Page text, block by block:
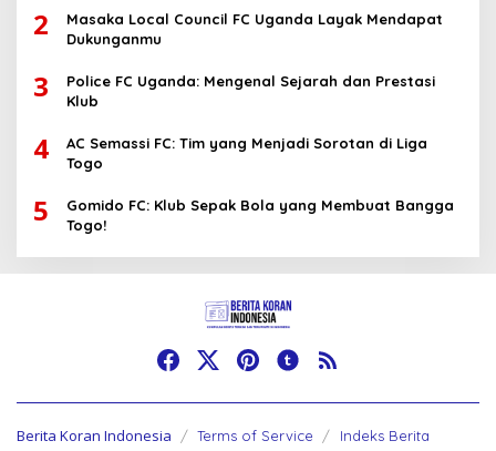
2
Masaka Local Council FC Uganda Layak Mendapat
Dukunganmu
3
Police FC Uganda: Mengenal Sejarah dan Prestasi
Klub
4
AC Semassi FC: Tim yang Menjadi Sorotan di Liga
Togo
5
Gomido FC: Klub Sepak Bola yang Membuat Bangga
Togo!
Berita Koran Indonesia Terms of Service Indeks Berita